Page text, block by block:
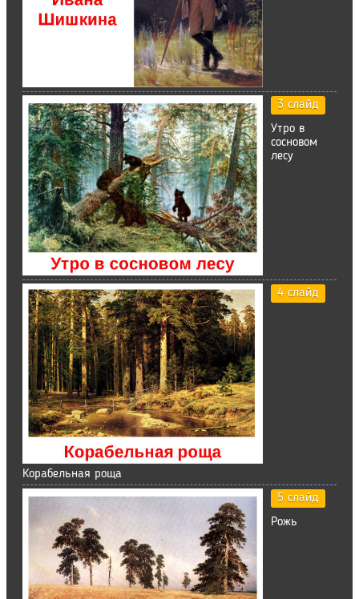
3 слайд
Утро в
сосновом
лесу
4 слайд
Корабельная роща
5 слайд
Рожь